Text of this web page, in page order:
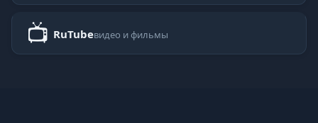
📺 RuTubeвидео и фильмы